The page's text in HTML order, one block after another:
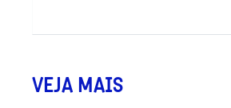
VEJA MAIS